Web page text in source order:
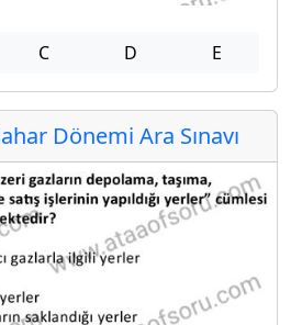
C D E
Dönemi Ara Sınavı